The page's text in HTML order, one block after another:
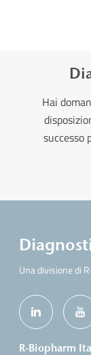
Hai
successo
Una divisione di
R-Biopharm